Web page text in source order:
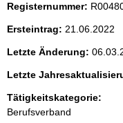
e
n
i
n
Registernummer:
Ersteintrag: 21.06.2022
Letzte Änderung:
Letzte
Tätigkeitskategorie:
Berufsverband